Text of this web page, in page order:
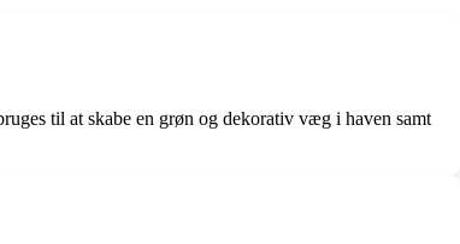
til at skabe en grøn og dekorativ væg i haven samt